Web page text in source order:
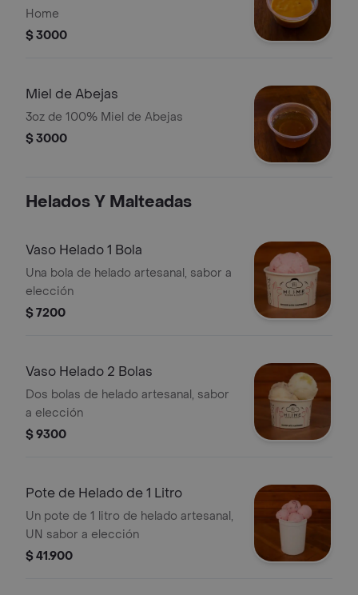
Home
$ 3000
Miel de Abejas
3oz de 100% Miel de Abejas
$ 3000
Helados Y Malteadas
Vaso Helado 1 Bola
Una bola de helado artesanal, sabor a
elección
$ 7200
Vaso Helado 2 Bolas
Dos bolas de helado artesanal, sabor
a elección
$ 9300
Pote de Helado de 1 Litro
Un pote de 1 litro de helado artesanal,
UN sabor a elección
$ 41.900